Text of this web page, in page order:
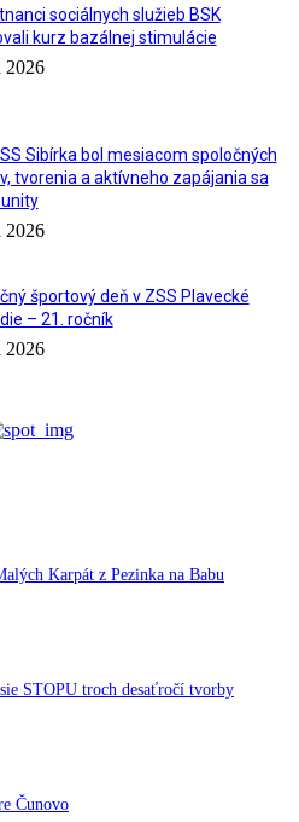
sociálnych služieb BSK
kurz bazálnej stimulácie
2026
Sibírka bol mesiacom spoločných
tvorenia a aktívneho zapájania sa
2026
športový deň v ZSS Plavecké
– 21. ročník
2026
Karpát z Pezinka na Babu
STOPU troch desaťročí tvorby
Čunovo